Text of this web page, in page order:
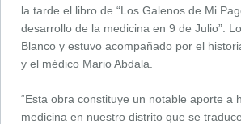
la tarde el libro de “Los Galenos de Mi
desarrollo de la medicina en 9 de Julio”.
Blanco y estuvo acompañado por el
y el médico Mario Abdala.
“Esta obra constituye un notable aporte a
medicina en nuestro distrito que se